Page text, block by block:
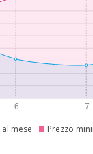
mese Prezzo